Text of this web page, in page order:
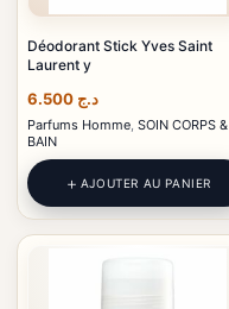
Déodorant Stick Yves Saint
Laurent y
د.ج
Parfums Homme, SOIN CORPS &
BAIN
AJOUTER AU PANIER